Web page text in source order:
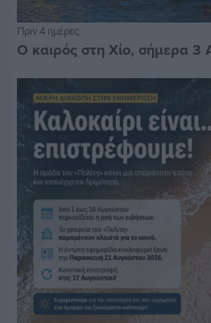
Πριν 4 ημέρες
Ο καιρός στη Χίο, σήμερα 3